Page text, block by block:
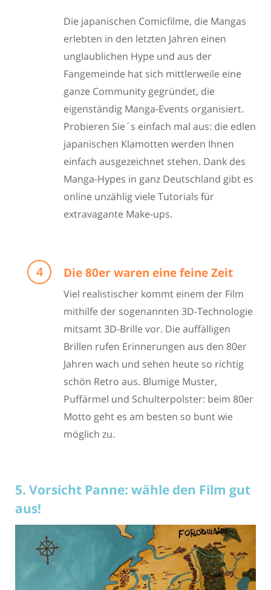
Die japanischen Comicfilme, die Mangas
erlebten in den letzten Jahren einen
unglaublichen Hype und aus der
Fangemeinde hat sich mittlerweile eine
ganze Community gegründet, die
eigenständig Manga-Events organisiert.
Probieren Sie´s einfach mal aus: die edlen
japanischen Klamotten werden Ihnen
einfach ausgezeichnet stehen. Dank des
Manga-Hypes in ganz Deutschland gibt es
online unzählig viele Tutorials für
extravagante Make-ups.
Die 80er waren eine feine Zeit
Viel realistischer kommt einem der Film
mithilfe der sogenannten 3D-Technologie
mitsamt 3D-Brille vor. Die auffälligen
Brillen rufen Erinnerungen aus den 80er
Jahren wach und sehen heute so richtig
schön Retro aus. Blumige Muster,
Puffärmel und Schulterpolster: beim 80er
Motto geht es am besten so bunt wie
möglich zu.
5. Vorsicht Panne: wähle den Film gut
aus!